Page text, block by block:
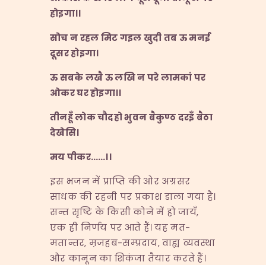
होइगा।।
सोचनरहलमिटगइलखुदीतबऊमनई
दूसरहोइगा।
ऊसबकेलखैऊलखिनपरेलामकांपर
ओकरघरहोइगा।।
तीनहूँलोकचौदहोभुवनबैकुण्ठदरइँबैठा
देखेसि।
मयपीकर……।।
इस भजन में प्राप्ति की ओर अग्रसर
साधक की रहनी पर प्रकाश डाला गया है।
सन्त सृष्टि के किसी कोने में हो जायँ,
एक ही निर्णय पर आते हैं। यह मत-
मतान्तर, म़जहब-सम्प्रदाय, वाह्य व्यवस्था
और कानून का शिकंजा तैयार करते हैं।